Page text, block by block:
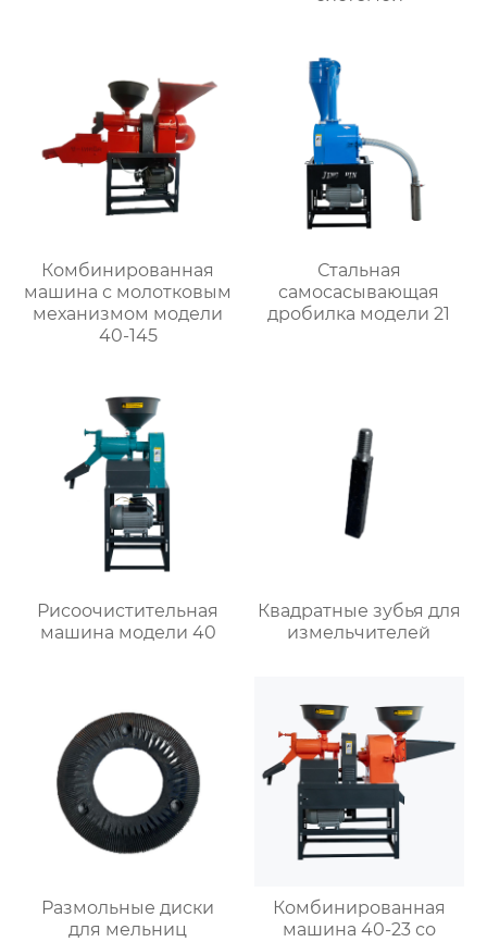
Комбинированная
машина с молотковым
механизмом модели
40-145
Стальная
самоcасывающая
дробилка модели 21
Рисоочистительная
машина модели 40
Квадратные зубья для
измельчителей
Размольные диски
для мельниц
Комбинированная
машина 40-23 со